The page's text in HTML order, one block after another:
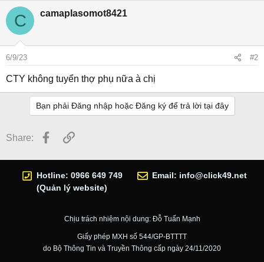
C camaplasomot8421
6/9/23 #2
CTY không tuyển thợ phụ nữa à chị
Bạn phải Đăng nhập hoặc Đăng ký để trả lời tại đây
Share: Facebook
Link
Hotline: 0966 649 749
(Quản lý website)
Email: info@click49.net
Chịu trách nhiệm nội dung: Đỗ Tuấn Mạnh
Giấy phép MXH số 544/GP-BTTTT
do Bộ Thông Tin và Truyền Thông cấp ngày 24/11/2020